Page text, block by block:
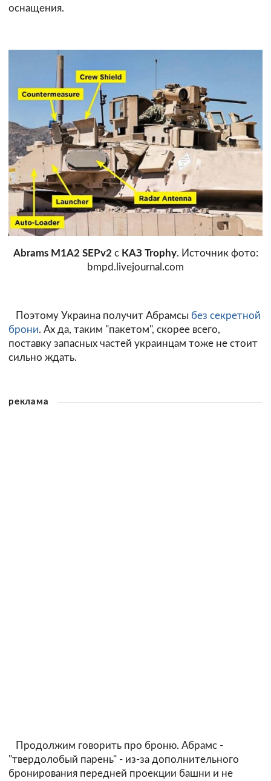
оснащения.
Abrams M1A2 SEPv2 с КАЗ Trophy. Источник фото:
bmpd.livejournal.com
Поэтому Украина получит Абрамсы без секретной
брони. Ах да, таким "пакетом", скорее всего,
поставку запасных частей украинцам тоже не стоит
сильно ждать.
реклама
Продолжим говорить про броню. Абрамс -
"твердолобый парень" - из-за дополнительного
бронирования передней проекции башни и не